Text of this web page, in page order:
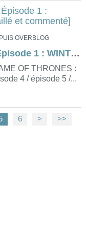
OVERBLOG
GAME OF THRONES Saison 8 Épisode 1 : WINTERFELL [résumé rigolo détaillé et commenté]
OF THRONES :
4 / épisode 5 /...
6 > >>